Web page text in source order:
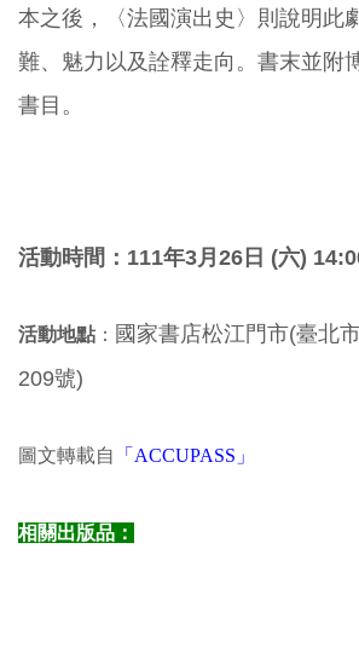
本之後，〈法國演出史〉則說明此
難、魅力以及詮釋走向。書末並附
書目。
活動時間： 111年3月26日 (六)
活動地點 ： 國家書店松江門市(臺北
209號)
圖文轉載自 「ACCUPASS」
相關出版品：